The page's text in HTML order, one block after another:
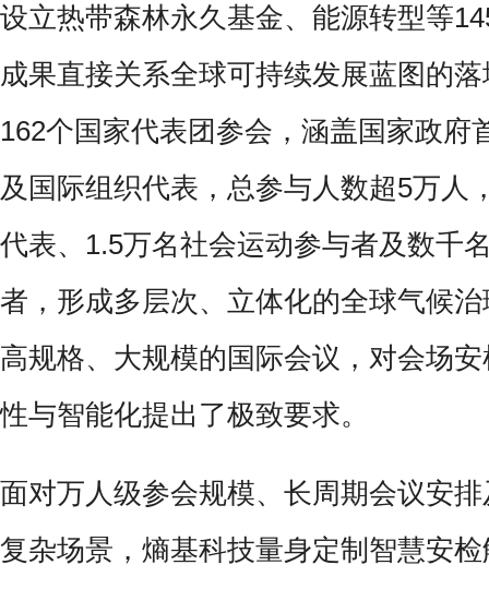
设立热带森林永久基金、能源转型等
成果直接关系全球可持续发展蓝图的
162个国家代表团参会，涵盖国家政府
及国际组织代表，总参与人数超5万人
代表、1.5万名社会运动参与者及数千
者，形成多层次、立体化的全球气候
高规格、大规模的国际会议，对会场
性与智能化提出了极致要求。
面对万人级参会规模、长周期会议安
复杂场景，熵基科技量身定制智慧安